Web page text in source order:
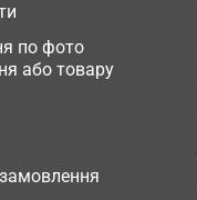
по фото
або товару